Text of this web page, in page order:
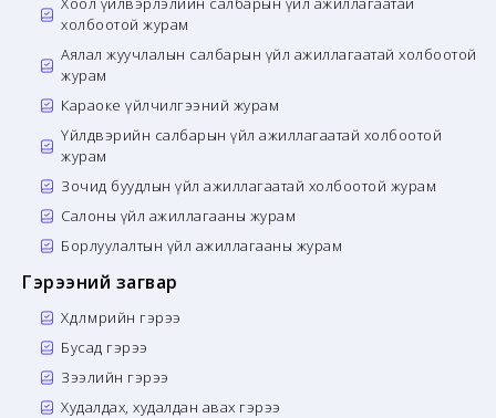
холбоотой журам
Аялал жуучлалын салбарын үйл ажиллагаатай холбоотой
журам
Караоке үйлчилгээний журам
Үйлдвэрийн салбарын үйл ажиллагаатай холбоотой
журам
Зочид буудлын үйл ажиллагаатай холбоотой журам
Салоны үйл ажиллагааны журам
Борлуулалтын үйл ажиллагааны журам
Гэрээний загвар
Хөдөлмөрийн гэрээ
Бусад гэрээ
Зээлийн гэрээ
Худалдах, худалдан авах гэрээ